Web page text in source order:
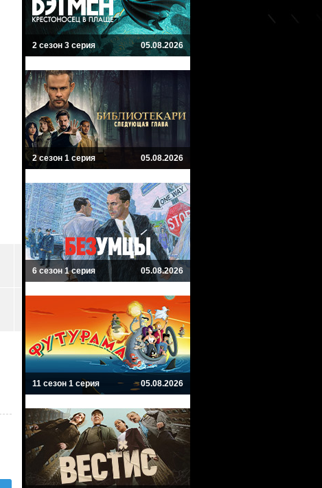
2 сезон 3 серия 05.08.2026
2 сезон 1 серия 05.08.2026
6 сезон 1 серия 05.08.2026
11 сезон 1 серия 05.08.2026